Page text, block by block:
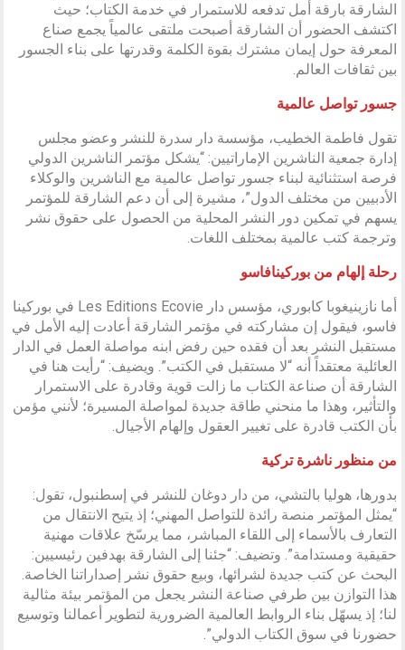
الشارقة بارقة أمل تدفعه للاستمرار في خدمة الكتاب؛ حيث
اكتشف الحضور أن الشارقة أصبحت ملتقى عالمياً يجمع صناع
المعرفة حول إيمان مشترك بقوة الكلمة وقدرتها على بناء الجسور
بين ثقافات العالم.
جسور تواصل عالمية
تقول فاطمة الخطيب، مؤسسة دار سدرة للنشر وعضو مجلس
إدارة جمعية الناشرين الإماراتيين: “يشكل مؤتمر الناشرين الدولي
فرصة استثنائية لبناء جسور تواصل عالمية مع الناشرين والوكلاء
الأدبيين من مختلف الدول”، مشيرة إلى أن دعم الشارقة للمؤتمر
يسهم في تمكين دور النشر المحلية من الحصول على حقوق نشر
وترجمة كتب عالمية بمختلف اللغات.
رحلة إلهام من بوركينافاسو
أما نازينيغوبا كابوري، مؤسس دار Les Editions Ecovie في بوركينا
فاسو، فيقول إن مشاركته في مؤتمر الشارقة أعادت إليه الأمل في
مستقبل النشر بعد أن فقده حين رفض ابنه مواصلة العمل في الدار
العائلية معتقداً أنه “لا مستقبل في الكتب”. ويضيف: “رأيت هنا في
الشارقة أن صناعة الكتاب ما زالت قوية وقادرة على الاستمرار
والتأثير، وهذا ما منحني طاقة جديدة لمواصلة المسيرة؛ لأنني مؤمن
بأن الكتب قادرة على تغيير العقول وإلهام الأجيال.
من منظور ناشرة تركية
بدورها، هوليا بالتشي، من دار دوغان للنشر في إسطنبول، تقول:
“يمثل المؤتمر منصة رائدة للتواصل المهني؛ إذ يتيح الانتقال من
التعارف بالأسماء إلى اللقاء المباشر، مما يرسّخ علاقات مهنية
حقيقية ومستدامة”. وتضيف: “جئنا إلى الشارقة بهدفين رئيسيين:
البحث عن كتب جديدة لشرائها، وبيع حقوق نشر إصداراتنا الخاصة.
هذا التوازن بين طرفي صناعة النشر يجعل من المؤتمر بيئة مثالية
لنا؛ إذ يسهّل بناء الروابط العالمية الضرورية لتطوير أعمالنا وتوسيع
حضورنا في سوق الكتاب الدولي”.